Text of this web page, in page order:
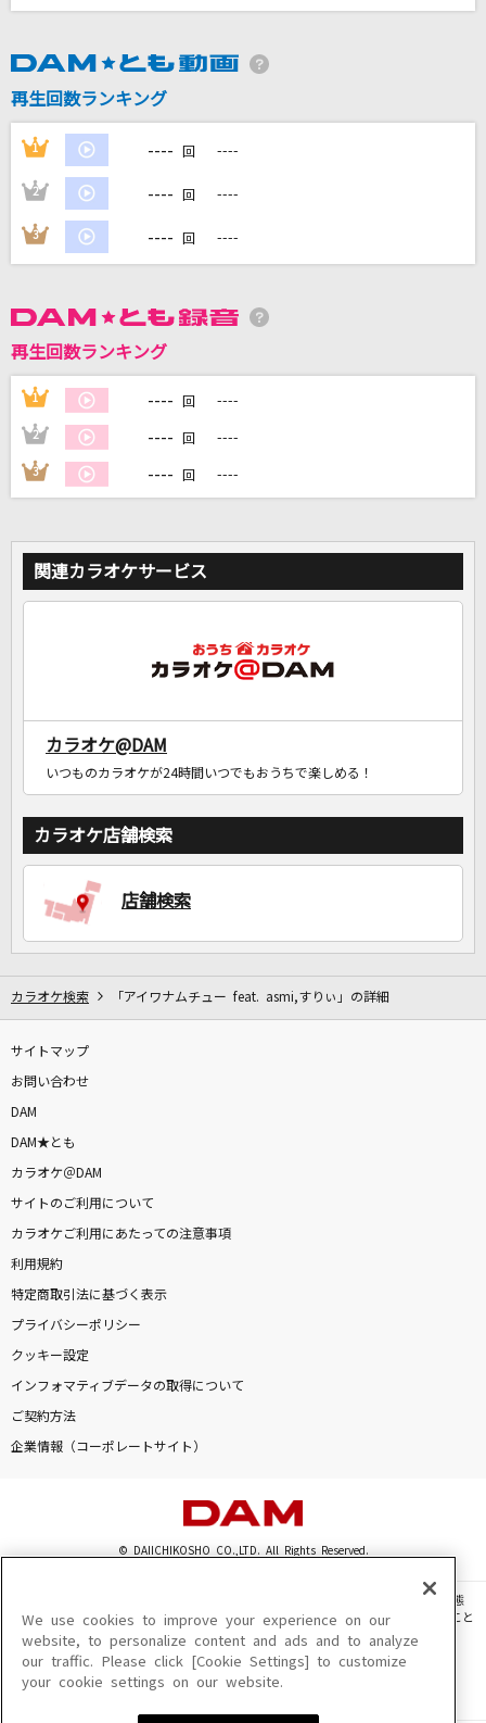
DOES
カラオケ最新情報をチェック！
DAMに会員登録・ログインして
カラオケをもっと楽しもう！
家族や友達と一緒に！練習にも！
再生回数ランキング
1 ---- 回 ----
2 ---- 回 ----
3 ---- 回 ----
再生回数ランキング
1 ---- 回 ----
2 ---- 回 ----
3 ---- 回 ----
関連カラオケサービス
カラオケ@DAM
いつものカラオケが24時間いつでもおうちで楽しめる！
カラオケ店舗検索
店舗検索
カラオケ検索 「アイワナムチュー feat. asmi,すりぃ」の詳細
サイトマップ
お問い合わせ
DAM
DAM★とも
カラオケ＠DAM
サイトのご利用について
カラオケご利用にあたっての注意事項
利用規約
特定商取引法に基づく表示
プライバシーポリシー
クッキー設定
インフォマティブデータの取得について
ご契約方法
企業情報（コーポレートサイト）
© DAIICHIKOSHO CO.,LTD. All Rights Reserved.
このサイトに掲載されている一切の文章・画像・写真・動画・音声等を、手段や形態
を問わず、著作権法の定める範囲を超えて無断で複製、転載、ファイル化などすること
を禁じます。
楽曲及びコンテンツは、機種によりご利用いただけない場合があります。
楽曲及びコンテンツの配信日、配信内容が変更になる場合があります。
We use cookies to improve your experience on our
website, to personalize content and ads and to analyze
our traffic. Please click [Cookie Settings] to customize
your cookie settings on our website.